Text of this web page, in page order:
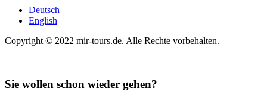
Deutsch
English
Copyright © 2022 mir-tours.de. Alle Rechte vorbehalten.
Sie wollen schon wieder gehen?